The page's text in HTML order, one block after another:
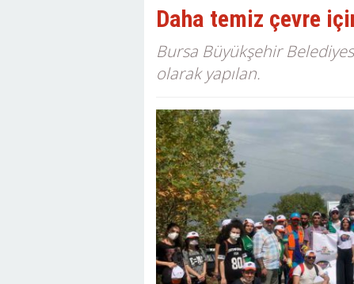
Daha temiz çevre
Bursa Büyükşehir
olarak yapılan.